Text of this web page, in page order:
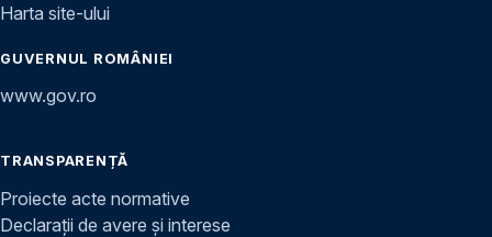
Harta site-ului
GUVERNUL ROMÂNIEI
www.gov.ro
TRANSPARENȚĂ
Proiecte acte normative
Declarații de avere și interese